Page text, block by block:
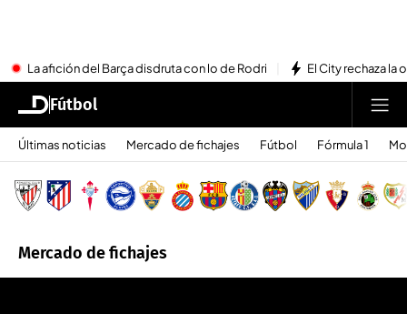
La afición del Barça disdruta con lo de Rodri El City rechaza la
Fútbol
Últimas noticias Mercado de fichajes Fútbol Fórmula 1
Mercado de fichajes